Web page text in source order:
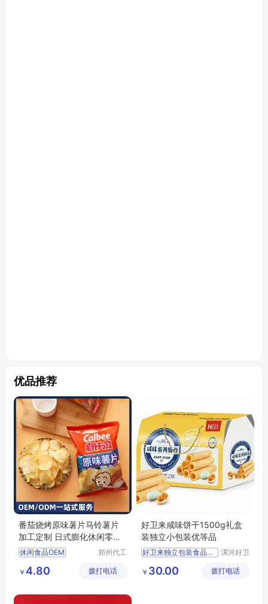
优品推荐
番茄烧烤原味薯片马铃薯片
加工定制 日式膨化休闲零食
品OEM
休闲食品OEM
休闲食品加工定制
郑州代工
技有限公
￥ 4.80 拨打电话
好卫来咸味饼干1500g礼盒
装独立小包装优等品
好卫来独立包装食品批发
漯河好卫
限公司
￥ 30.00 拨打电话